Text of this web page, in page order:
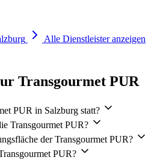
Alle Dienstleister anzeigen
Transgourmet PUR
PUR in Salzburg statt?
Transgourmet PUR?
der Transgourmet PUR?
PUR?